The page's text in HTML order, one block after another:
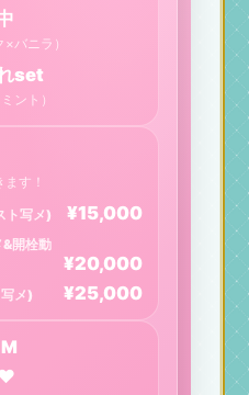
バニラ）
set
ント）
す！
ト写メ)
¥15,000
開栓動
¥20,000
メ) ¥25,000